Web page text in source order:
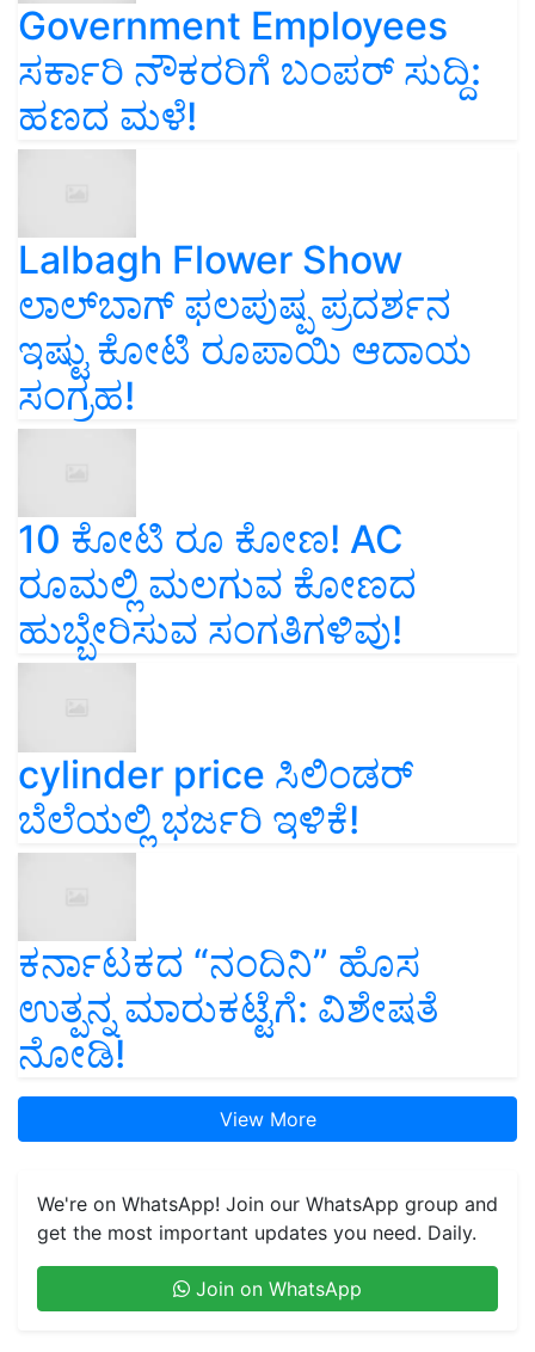
Government Employees
ಸರ್ಕಾರಿ ನೌಕರರಿಗೆ ಬಂಪರ್‌ ಸುದ್ದಿ:
ಹಣದ ಮಳೆ!
Lalbagh Flower Show
ಲಾಲ್‌ಬಾಗ್ ಫಲಪುಷ್ಪ ಪ್ರದರ್ಶನ
ಇಷ್ಟು ಕೋಟಿ ರೂಪಾಯಿ ಆದಾಯ
ಸಂಗ್ರಹ!
10 ಕೋಟಿ ರೂ ಕೋಣ! AC
ರೂಮಲ್ಲಿ ಮಲಗುವ ಕೋಣದ
ಹುಬ್ಬೇರಿಸುವ ಸಂಗತಿಗಳಿವು!
cylinder price ಸಿಲಿಂಡರ್‌
ಬೆಲೆಯಲ್ಲಿ ಭರ್ಜರಿ ಇಳಿಕೆ!
ಕರ್ನಾಟಕದ “ನಂದಿನಿ” ಹೊಸ
ಉತ್ಪನ್ನ ಮಾರುಕಟ್ಟೆಗೆ: ವಿಶೇಷತೆ
ನೋಡಿ!
View More
We're on WhatsApp! Join our WhatsApp group and
get the most important updates you need. Daily.
Join on WhatsApp